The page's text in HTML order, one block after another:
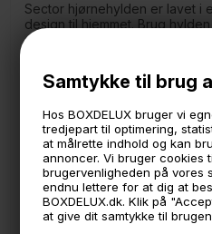
Samtykke til brug
Hos BOXDELUX bruger vi
tredjepart til optimering,
at målrette indhold og kan
annoncer. Vi bruger cookies
brugervenligheden på vores
endnu lettere for at dig at
BOXDELUX.dk. Klik på
at give dit samtykke til
Sector hjørnehylden er lavet i
design til hjemmet. Brug
ellers ubrugeligt hjørne. Perfekt
Hylden måler:
sider)
Bæreevne: 5 kg.
OBS: Skruer til ophæng
*Sector er vores eget mærke
midtjylland. - Lav transport
overflødig emballage.